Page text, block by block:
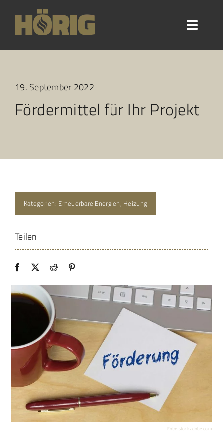
content
Toggle
Leistungen
Über Uns
19. September 2022
Fördermittel für Ihr Projekt
Kategorien: Erneuerbare Energien, Heizung
Teilen
Foto: stock.adobe.com